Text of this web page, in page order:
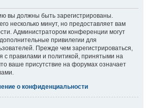
вы должны быть зарегистрированы.
несколько минут, но предоставляет вам
Администратором конференции могут
привилегии для
Прежде чем зарегистрироваться,
с правилами и политикой, принятыми на
ваше присутствие на форумах означает
о конфиденциальности